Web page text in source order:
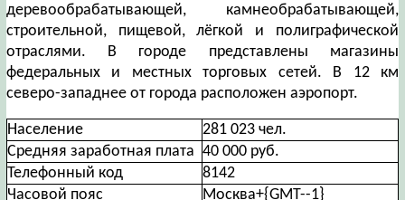
деревообрабатывающей, камнеобрабатывающей,
строительной, пищевой, лёгкой и полиграфической
отраслями. В городе представлены магазины
федеральных и местных торговых сетей. В 12 км
северо-западнее от города расположен аэропорт.
Население
281 023 чел.
Средняя заработная плата 40 000 руб.
Телефонный код
8142
Часовой пояс
Москва+{GMT--1}